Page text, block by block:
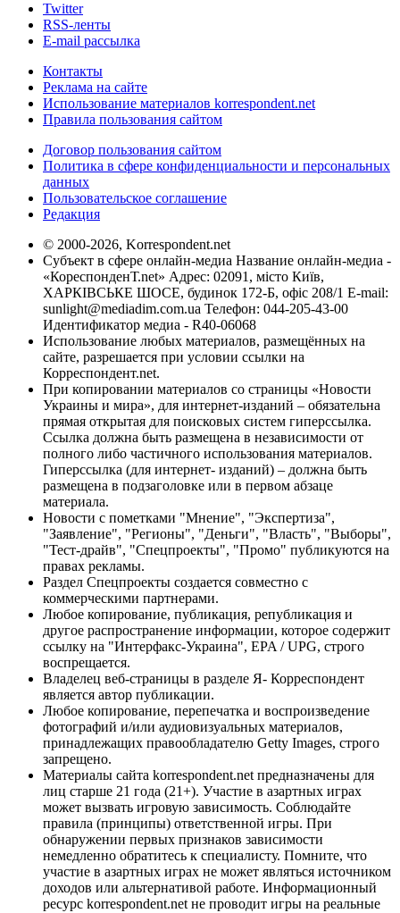
Twitter
RSS-ленты
E-mail рассылка
Контакты
Реклама на сайте
Использование материалов korrespondent.net
Правила пользования сайтом
Договор пользования сайтом
Политика в сфере конфиденциальности и персональных
данных
Пользовательское соглашение
Редакция
© 2000-2026, Korrespondent.net
Субъект в сфере онлайн-медиа Название онлайн-медиа -
«КореспонденТ.net» Адрес: 02091, місто Київ,
ХАРКІВСЬКЕ ШОСЕ, будинок 172-Б, офіс 208/1 E-mail:
sunlight@mediadim.com.ua Телефон: 044-205-43-00
Идентификатор медиа - R40-06068
Использование любых материалов, размещённых на
сайте, разрешается при условии ссылки на
Корреспондент.net.
При копировании материалов со страницы «Новости
Украины и мира», для интернет-изданий – обязательна
прямая открытая для поисковых систем гиперссылка.
Ссылка должна быть размещена в независимости от
полного либо частичного использования материалов.
Гиперссылка (для интернет- изданий) – должна быть
размещена в подзаголовке или в первом абзаце
материала.
Новости с пометками "Мнение", "Экспертиза",
"Заявление", "Регионы", "Деньги", "Власть", "Выборы",
"Тест-драйв", "Спецпроекты", "Промо" публикуются на
правах рекламы.
Раздел Спецпроекты создается совместно с
коммерческими партнерами.
Любое копирование, публикация, републикация и
другое распространение информации, которое содержит
ссылку на "Интерфакс-Украина", EPA / UPG, строго
воспрещается.
Владелец веб-страницы в разделе Я- Корреспондент
является автор публикации.
Любое копирование, перепечатка и воспроизведение
фотографий и/или аудиовизуальных материалов,
принадлежащих правообладателю Getty Images, строго
запрещено.
Материалы сайта korrespondent.net предназначены для
лиц старше 21 года (21+). Участие в азартных играх
может вызвать игровую зависимость. Соблюдайте
правила (принципы) ответственной игры. При
обнаружении первых признаков зависимости
немедленно обратитесь к специалисту. Помните, что
участие в азартных играх не может являться источником
доходов или альтернативой работе. Информационный
ресурс korrespondent.net не проводит игры на реальные